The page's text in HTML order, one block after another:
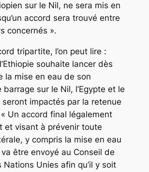
sur le Nil, ne sera mis en
accord sera trouvé entre
concernés ».
tripartite, l’on peut lire :
souhaite lancer dès
la mise en eau de son
sur le Nil, l’Egypte et le
seront impactés par la retenue
Un accord final légalement
et visant à prévenir toute
y compris la mise en eau
être envoyé au Conseil de
Nations Unies afin qu’il y soit